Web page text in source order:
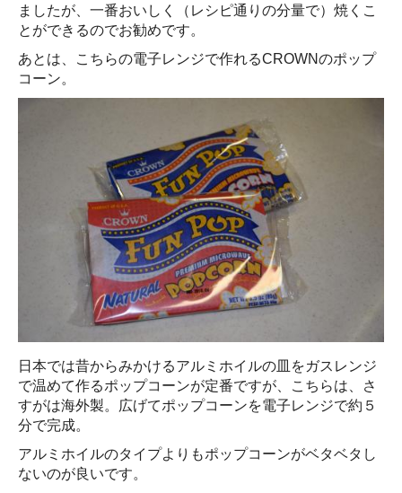
ましたが、一番おいしく（レシピ通りの分量で）焼くこ
とができるのでお勧めです。
あとは、こちらの電子レンジで作れるCROWNのポップ
コーン。
日本では昔からみかけるアルミホイルの皿をガスレンジ
で温めて作るポップコーンが定番ですが、こちらは、さ
すがは海外製。広げてポップコーンを電子レンジで約５
分で完成。
アルミホイルのタイプよりもポップコーンがベタベタし
ないのが良いです。